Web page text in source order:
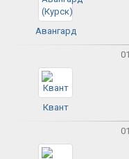
Авангард
Квант